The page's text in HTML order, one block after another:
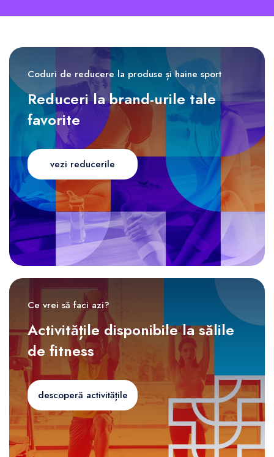
Coduri de reducere la produse și haine sport
Reduceri la brand-urile tale
favorite
vezi reducerile
Ce vrei să faci azi?
Activitățile disponibile la sălile
de fitness
descoperă activitățile